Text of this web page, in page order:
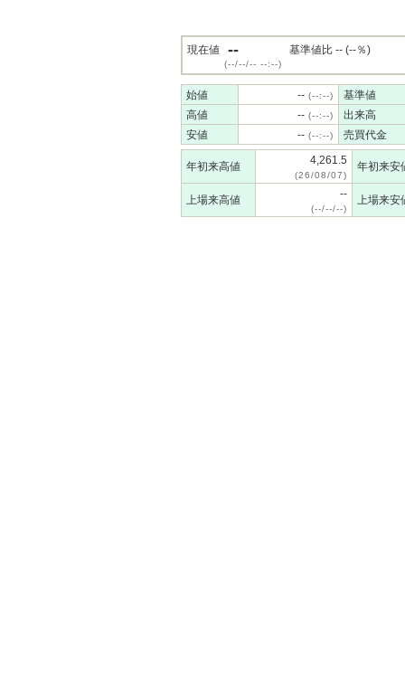
現在値 --
(--/--/-- --:--)
基準値比 -- (--％)
始値 -- (--:--)
基準値
高値
-- (--:--)
出来高
安値
-- (--:--) 売買代金
年初来高値 4,261.5
(26/08/07)
年初来安
上場来高値 --
(--/--/--)
上場来安